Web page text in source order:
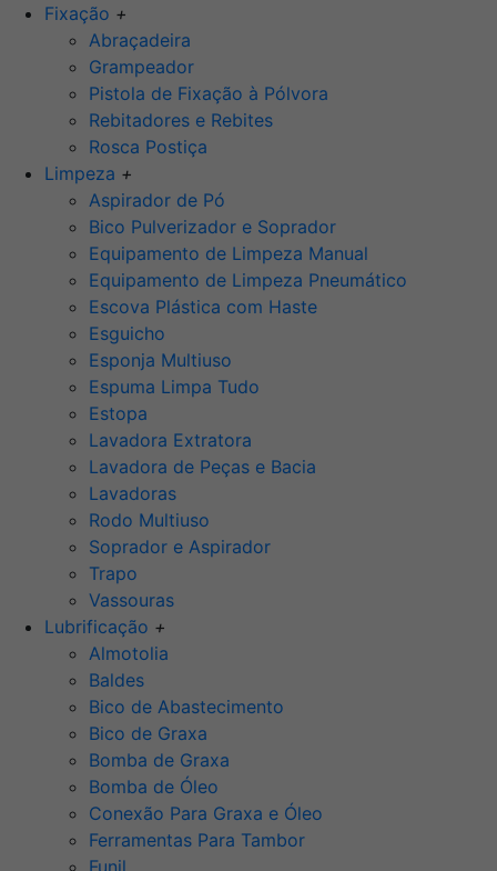
Fixação +
Abraçadeira
Grampeador
Pistola de Fixação à Pólvora
Rebitadores e Rebites
Rosca Postiça
Limpeza +
Aspirador de Pó
Bico Pulverizador e Soprador
Equipamento de Limpeza Manual
Equipamento de Limpeza Pneumático
Escova Plástica com Haste
Esguicho
Esponja Multiuso
Espuma Limpa Tudo
Estopa
Lavadora Extratora
Lavadora de Peças e Bacia
Lavadoras
Rodo Multiuso
Soprador e Aspirador
Trapo
Vassouras
Lubrificação +
Almotolia
Baldes
Bico de Abastecimento
Bico de Graxa
Bomba de Graxa
Bomba de Óleo
Conexão Para Graxa e Óleo
Ferramentas Para Tambor